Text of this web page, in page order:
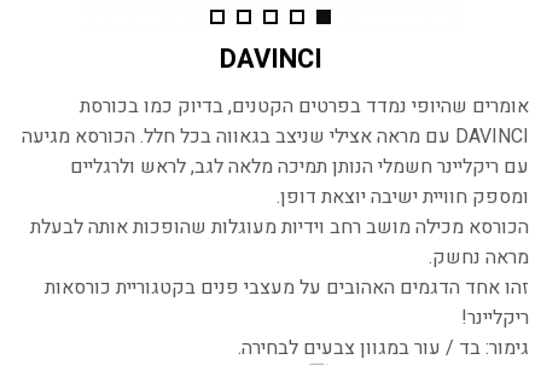
DAVINCI
אומרים שהיופי נמדד בפרטים הקטנים, בדיוק כמו בכורסת
DAVINCI עם מראה אצילי
שניצב בגאווה בכל חלל. הכורסא מגיעה
עם ריקליינר חשמלי הנותן תמיכה מלאה לגב, לראש ולרגליים
ומספק חוויית ישיבה יוצאת דופן.
הכורסא מכילה מושב רחב וידיות מעוגלות שהופכות אותה לבעלת
מראה נחשק.
זהו אחד הדגמים האהובים על מעצבי פנים בקטגוריית כורסאות
ריקליינר!
גימור: בד / עור במגוון צבעים לבחירה.